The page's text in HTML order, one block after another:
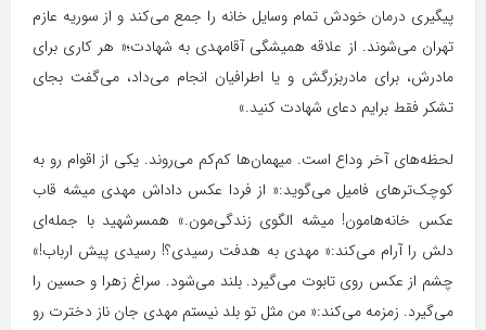
پیگیری درمان خودش تمام وسایل خانه را جمع می‌کند و از سوریه عازم
تهران می‌شوند. از علاقه همیشگی آقامهدی به شهادت؛« هر کاری برای
مادرش، برای مادربزرگش و یا اطرافیان انجام می‌داد، می‌گفت بجای
تشکر فقط برایم دعای شهادت کنید.»
لحظه‌های آخر وداع است. میهمان‌ها کم‌کم می‌روند. یکی از اقوام رو به
کوچک‌ترهای فامیل می‌گوید:« از فردا عکس داداش مهدی میشه قاب
عکس خانه‌هامون! میشه الگوی زندگی‌مون.» همسرشهید با جمله‌ای
دلش را آرام می‌کند:« مهدی به هدفت رسیدی؟! رسیدی پیش ارباب!»
چشم از عکس روی تابوت می‌گیرد. بلند می‌شود. سراغ زهرا و حسین را
می‌گیرد. زمزمه می‌کند:« من مثل تو بلد نیستم مهدی جان ناز دخترت رو